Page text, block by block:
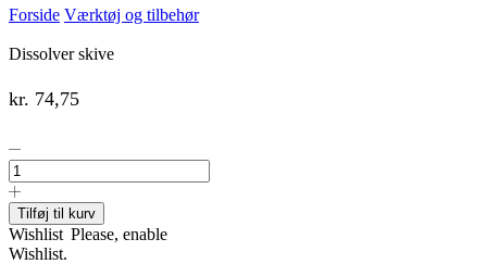
Forside Værktøj og tilbehør
Dissolver skive
kr. 74,75
Dissolver
antal
Tilføj til kurv
Wishlist Please, enable
Wishlist.